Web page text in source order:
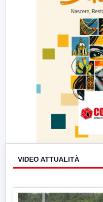
VIDEO ATTUALITÀ